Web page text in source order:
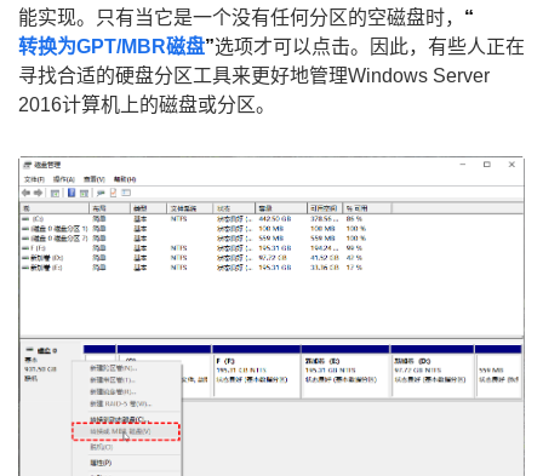
能实现。只有当它是一个没有任何分区的空磁盘时， “
转换为GPT/MBR磁盘”选项才可以点击。因此，有些人正在
寻找合适的硬盘分区工具来更好地管理Windows Server
2016计算机上的磁盘或分区。